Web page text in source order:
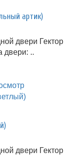
артик)
двери Гектор
двери: ..
двери Гектор